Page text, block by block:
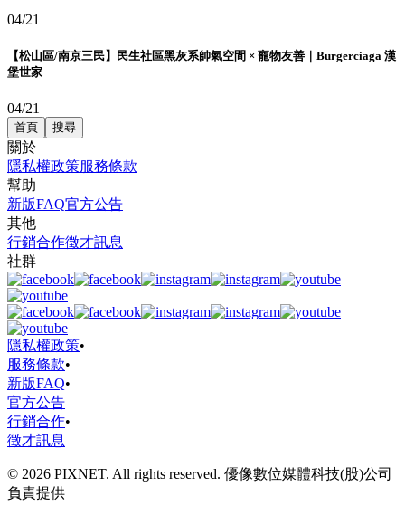
04/21
【松山區/南京三民】民生社區黑灰系帥氣空間 × 寵物友善｜Burgerciaga 漢
堡世家
04/21
首頁 搜尋
關於
隱私權政策服務條款
幫助
新版FAQ官方公告
其他
行銷合作徵才訊息
社群
隱私權政策•
服務條款•
新版FAQ•
官方公告
行銷合作•
徵才訊息
© 2026 PIXNET. All rights reserved. 優像數位媒體科技(股)公司
負責提供